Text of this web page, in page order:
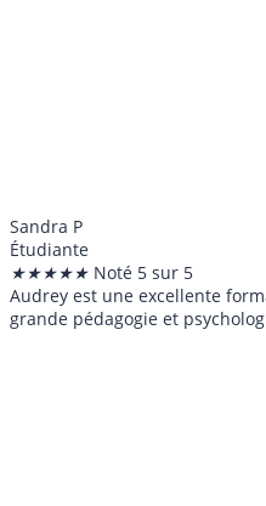
Sandra P
Étudiante
★★★★★ Noté 5 sur 5
Audrey est une excellente
grande pédagogie et